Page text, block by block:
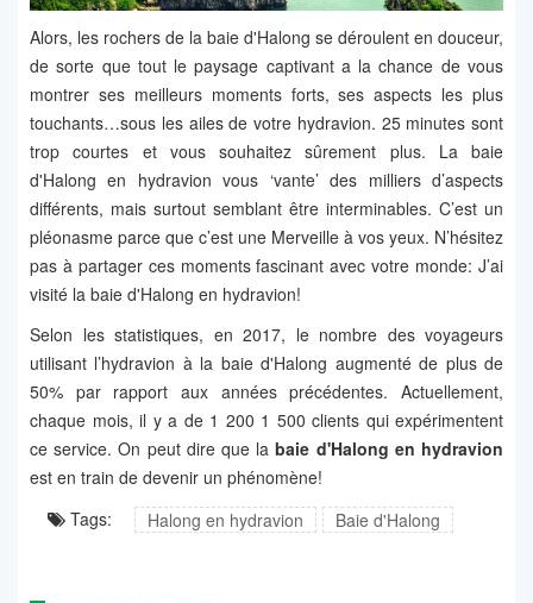
Alors, les rochers de la baie d'Halong se déroulent en douceur,
de sorte que tout le paysage captivant a la chance de vous
montrer ses meilleurs moments forts, ses aspects les plus
touchants…sous les ailes de votre hydravion. 25 minutes sont
trop courtes et vous souhaitez sûrement plus. La baie
d'Halong en hydravion vous ‘vante’ des milliers d’aspects
différents, mais surtout semblant être interminables. C’est un
pléonasme parce que c’est une Merveille à vos yeux. N’hésitez
pas à partager ces moments fascinant avec votre monde: J’ai
visité la baie d'Halong en hydravion!
Selon les statistiques, en 2017, le nombre des voyageurs
utilisant l’hydravion à la baie d'Halong augmenté de plus de
50% par rapport aux années précédentes. Actuellement,
chaque mois, il y a de 1 200 1 500 clients qui expérimentent
ce service. On peut dire que labaie d'Halong en hydravion
est en train de devenir un phénomène!
Tags:
Halong en hydravion Baie d'Halong